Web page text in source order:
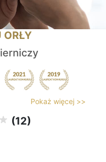
ORŁY
Pokaż więcej >>
(12)